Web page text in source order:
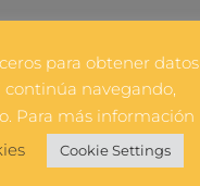
para obtener datos
continúa navegando,
Para más información
Cookie Settings